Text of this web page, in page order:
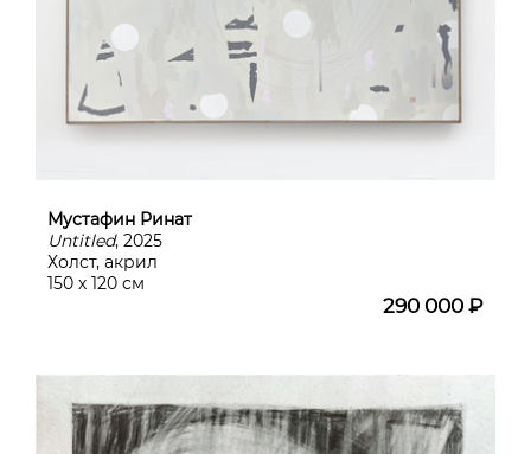
Мустафин Ринат
Untitled, 2025
Холст, акрил
150 х 120 см
290 000 ₽